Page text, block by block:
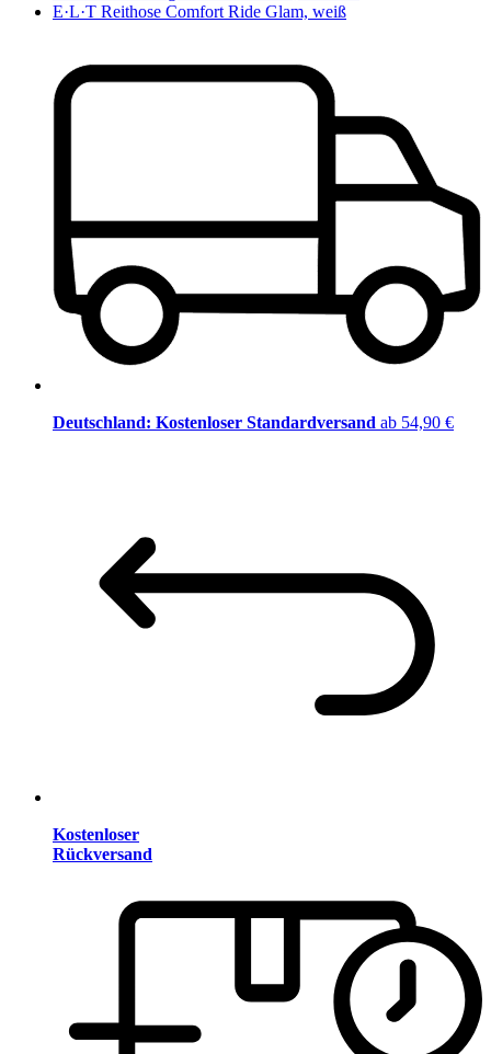
E·L·T Reithose Comfort Ride Glam, weiß
Deutschland: Kostenloser Standardversand ab 54,90 €
Kostenloser
Rückversand